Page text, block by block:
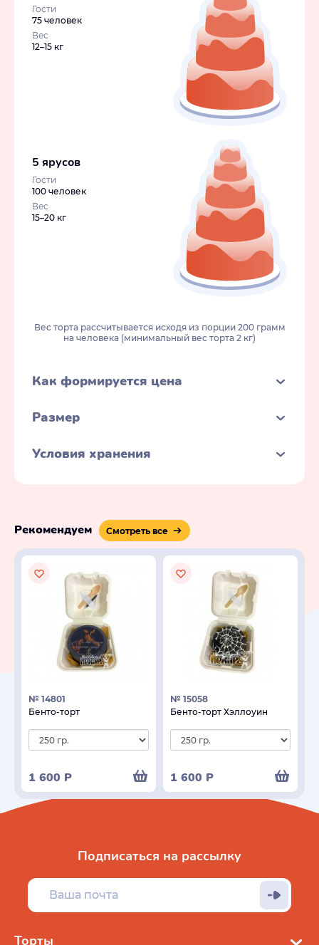
Гости
75 человек
Вес
12–15 кг
5 ярусов
Гости
100 человек
Вес
15–20 кг
Вес торта рассчитывается исходя из порции 200 грамм
на человека (минимальный вес торта 2 кг)
Как формируется цена
Размер
Условия хранения
Рекомендуем Смотреть все
№ 14801
Бенто-торт
1 600 Р
№ 15058
Бенто-торт Хэллоуин
1 600 Р
Торты
Подписаться на рассылку